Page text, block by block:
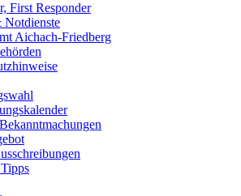
First Responder
Aichach-Friedberg